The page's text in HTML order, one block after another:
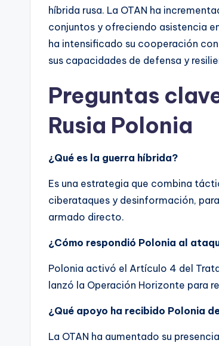
híbrida rusa. La OTAN ha
conjuntos y ofreciendo asistencia
ha intensificado su cooperación
sus capacidades de defensa y
Preguntas
Rusia Polonia
¿Qué es la guerra híbrida?
Es una estrategia que combina
ciberataques y desinformación,
armado directo.
¿Cómo respondió Polonia al
Polonia activó el Artículo 4 del
lanzó la Operación Horizonte para
¿Qué apoyo ha recibido Polonia
La OTAN ha aumentado su